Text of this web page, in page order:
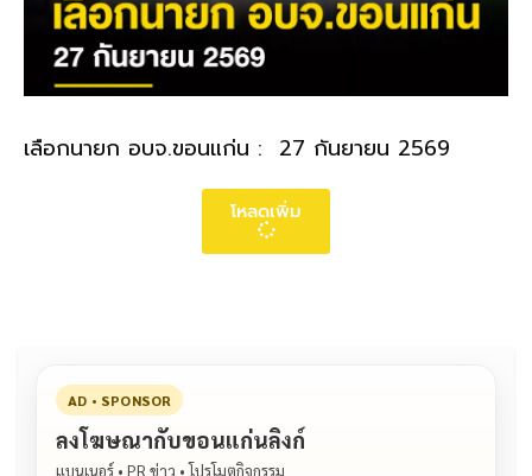
เลือกนายก อบจ.ขอนแก่น : 27 กันยายน 2569
โหลดเพิ่ม
AD • SPONSOR
ลงโฆษณากับขอนแก่นลิงก์
แบนเนอร์ • PR ข่าว • โปรโมตกิจกรรม